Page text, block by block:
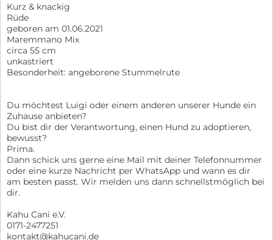
Kurz & knackig
Rüde
geboren am 01.06.2021
Maremmano Mix
circa 55 cm
unkastriert
Besonderheit: angeborene Stummelrute
Du möchtest Luigi oder einem anderen unserer Hunde ein
Zuhause anbieten?
Du bist dir der Verantwortung, einen Hund zu adoptieren,
bewusst?
Prima.
Dann schick uns gerne eine Mail mit deiner Telefonnummer
oder eine kurze Nachricht per WhatsApp und wann es dir
am besten passt. Wir melden uns dann schnellstmöglich bei
dir.
Kahu Cani e.V.
0171-2477251
kontakt@kahucani.de